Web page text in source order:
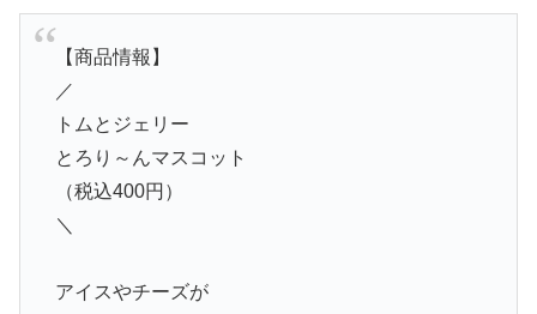
【商品情報】
／
トムとジェリー
とろり～んマスコット
（税込400円）
＼
アイスやチーズが